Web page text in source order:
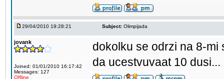
29/04/2010 19:28:21 Subject: Olimpijada
jovank
Joined: 01/01/2010 16:17:42
Messages: 127
Offline
dokolku se odrzi na 8-mi
da ucestvuvaat 10